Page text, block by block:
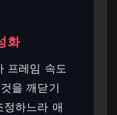
화
프레임 속도
을 깨닫기
하느라 애